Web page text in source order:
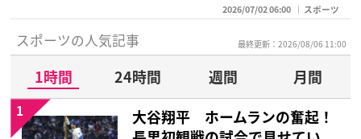
2026/07/02 06:00 スポーツ
スポーツの人気記事 最終更新：2026/08/06 11:00
1時間 24時間 週間
月間
大谷翔平 ホームランの奮起！
1